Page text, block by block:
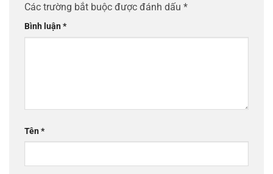
Các trường bắt buộc được đánh dấu *
Bình luận*
Tên*